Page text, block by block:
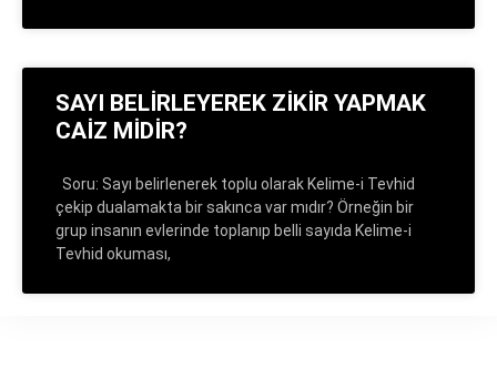
SAYI BELİRLEYEREK ZİKİR YAPMAK
CAİZ MİDİR?
Soru: Sayı belirlenerek toplu olarak Kelime-i Tevhid
çekip dualamakta bir sakınca var mıdır? Örneğin bir
grup insanın evlerinde toplanıp belli sayıda Kelime-i
Tevhid okuması,